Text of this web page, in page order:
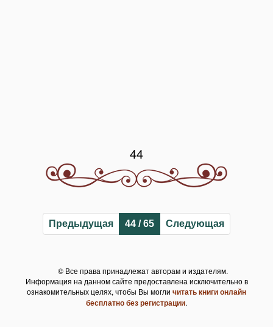
44
Предыдущая 44 / 65 Следующая
© Все права принадлежат авторам и издателям.
Информация на данном сайте предоставлена исключительно в
ознакомительных целях, чтобы Вы могли читать книги онлайн
бесплатно без регистрации.